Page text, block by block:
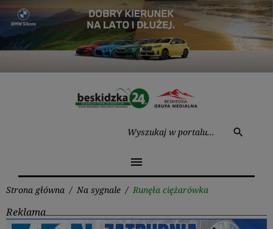
Przejdź
treści
search
menu
Strona główna / Na sygnale / Runęła ciężarówka
Reklama